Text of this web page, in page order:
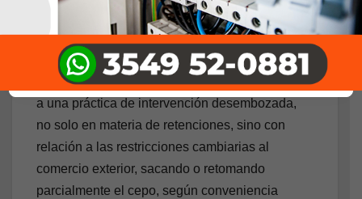
pragmatismo edulcorado con teorizaciones
vacías.
Lo que existe es un discurso desregulador, junto
a una práctica de intervención desembozada,
no solo en materia de retenciones, sino con
relación a las restricciones cambiarias al
comercio exterior, sacando o retomando
parcialmente el cepo, según conveniencia